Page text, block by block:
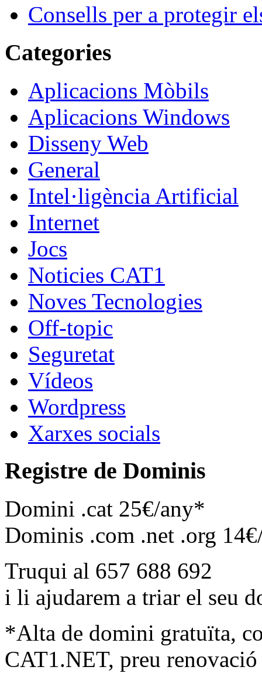
Consells per a protegir
Categories
Aplicacions Mòbils
Aplicacions Windows
Disseny Web
General
Intel·ligència Artificial
Internet
Jocs
Noticies CAT1
Noves Tecnologies
Off-topic
Seguretat
Vídeos
Wordpress
Xarxes socials
Registre de Dominis
Domini .cat 25€/any*
Dominis .com .net .org
Truqui al 657 688 692
i li ajudarem a triar el seu
*Alta de domini gratuïta,
CAT1.NET, preu